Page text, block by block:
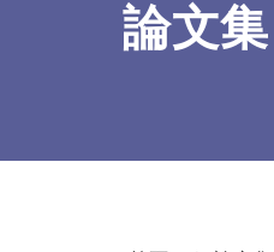
論文集